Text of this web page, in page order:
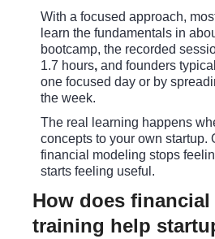
With a focused approach,
learn the fundamentals in
bootcamp, the recorded
1.7 hours, and founders
one focused day or by
the week.
The real learning happens
concepts to your own startup.
financial modeling stops
starts feeling useful.
How does
training help